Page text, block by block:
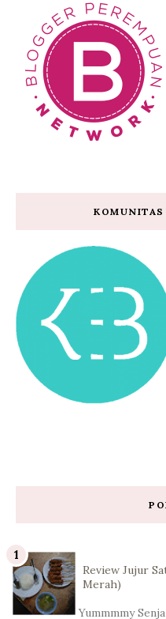
KOMUNITAS
Review Jujur
Merah)
Yummmmy